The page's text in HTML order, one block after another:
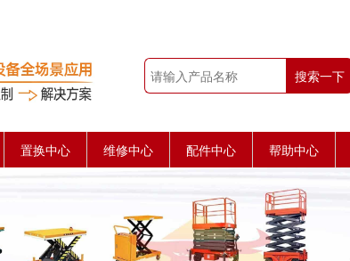
搜索一下
置换中心 维修中心 配件中心 帮助中心